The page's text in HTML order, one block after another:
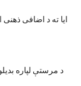
ایا ته د اضافی
د مرستې لپاره